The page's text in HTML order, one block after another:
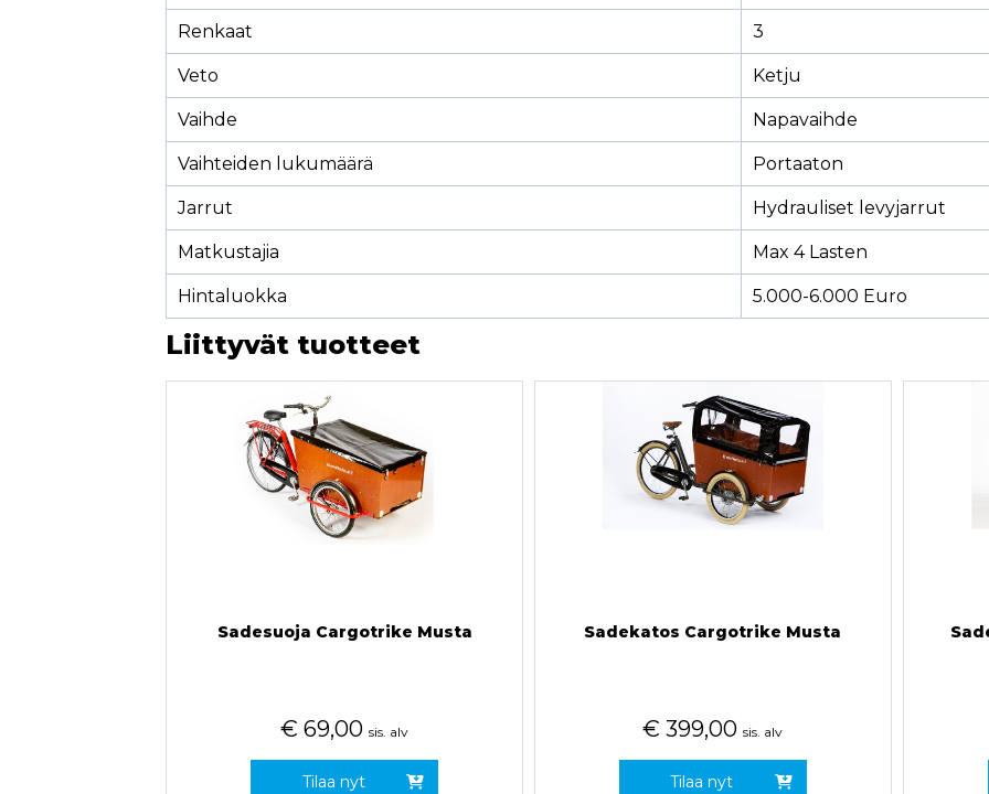
Renkaat 3
Veto Ketju
Vaihde Napavaihde
Vaihteiden lukumäärä Portaaton
Jarrut Hydrauliset levyjarrut
Matkustajia Max 4 Lasten
Hintaluokka 5.000-6.000 Euro
Liittyvät tuotteet
Sadesuoja Cargotrike Musta
€ 69,00 sis. alv
Tilaa nyt
Sadekatos Cargotrike Musta
€ 399,00 sis. alv
Tilaa nyt